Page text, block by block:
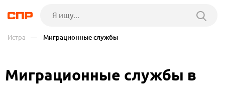
Истра — Миграционные службы
Миграционные службы в